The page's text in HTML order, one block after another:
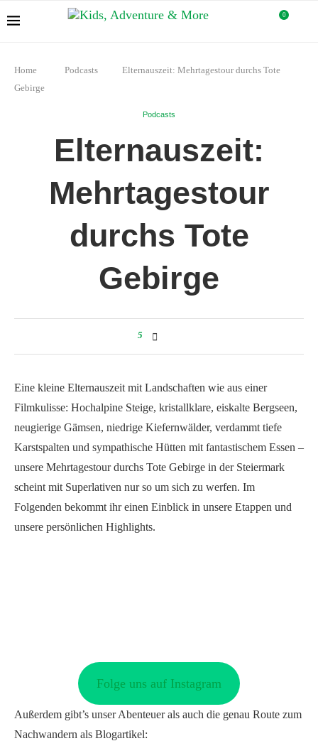
0
Home Podcasts
Elternauszeit: Mehrtagestour durchs Tote
Gebirge
Podcasts
Elternauszeit:
Mehrtagestour
durchs Tote
Gebirge
5
Eine kleine Elternauszeit mit Landschaften wie aus einer
Filmkulisse: Hochalpine Steige, kristallklare, eiskalte Bergseen,
neugierige Gämsen, niedrige Kiefernwälder, verdammt tiefe
Karstspalten und sympathische Hütten mit fantastischem Essen –
unsere Mehrtagestour durchs Tote Gebirge in der Steiermark
scheint mit Superlativen nur so um sich zu werfen. Im
Folgenden bekommt ihr einen Einblick in unsere Etappen und
unsere persönlichen Highlights.
Folge uns auf Instagram
Außerdem gibt’s unser Abenteuer als auch die genau Route zum
Nachwandern als Blogartikel: